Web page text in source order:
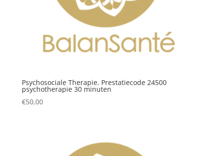
Psychosociale Therapie. Prestatiecode 24500
psychotherapie 30 minuten
€50,00